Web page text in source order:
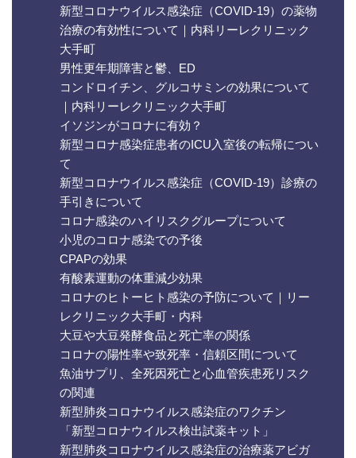
新型コロナウイルス感染症（COVID-19）の薬物
治療の有効性について｜内科リーレクリニック
大手町
男性更年期障害と鬱、ED
コンドロイチン、グルコサミンの効果について
｜内科リーレクリニック大手町
イソジンがコロナに有効？
新型コロナ感染症患者のICU入室後の転帰につい
て
新型コロナウイルス感染症（COVID-19）診療の
手引きについて
コロナ感染のハイリスクグループについて
小児のコロナ感染での予後
CPAPの効果
有酸素運動の体重減少効果
コロナのヒトーヒト感染の予防について｜リー
レクリニック大手町・内科
大豆や大豆発酵食品と死亡率の関係
コロナの陽性率や致死率・信頼区間について
魚油サプリ、全死因死亡と心血管疾患死リスク
の関連
新型肺炎コロナウイルス感染症のワクチン
「新型コロナウイルス検出試薬キット」
新型肺炎コロナウイルス感染症の治療薬アビガ